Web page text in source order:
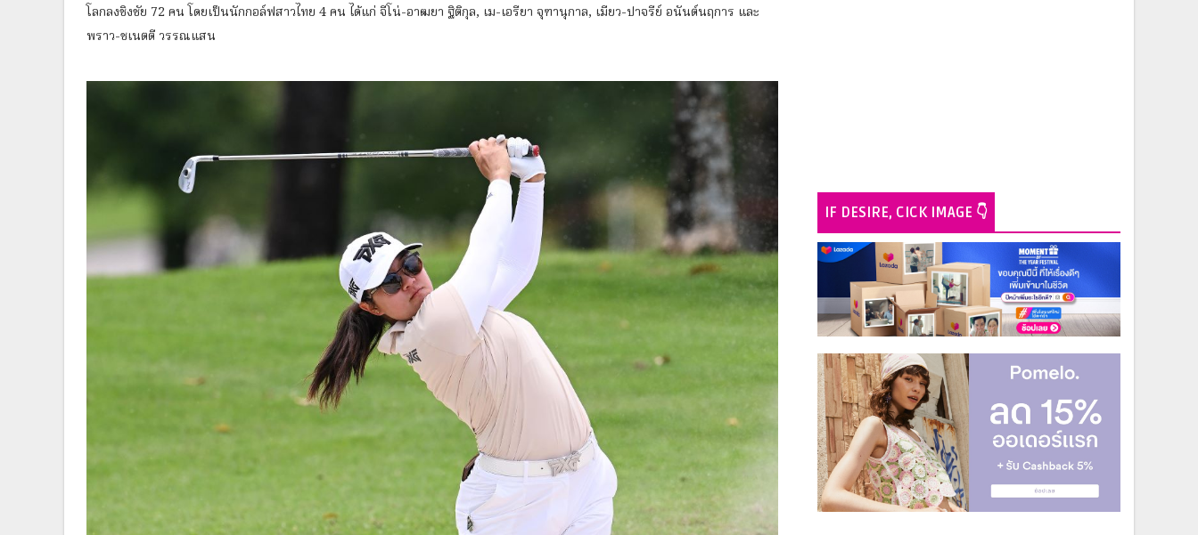
โลกลงชิงชัย 72 คน โดยเป็นนักกอล์ฟสาวไทย 4 คน ได้แก่ จีโน่-อาฒยา ฐิติกุล, เม-เอรียา จุฑานุกาล, เมียว-ปาจรีย์ อนันต์นฤการ และ
พราว-ชเนตตี วรรณแสน
IF DESIRE, CICK IMAGE 👇